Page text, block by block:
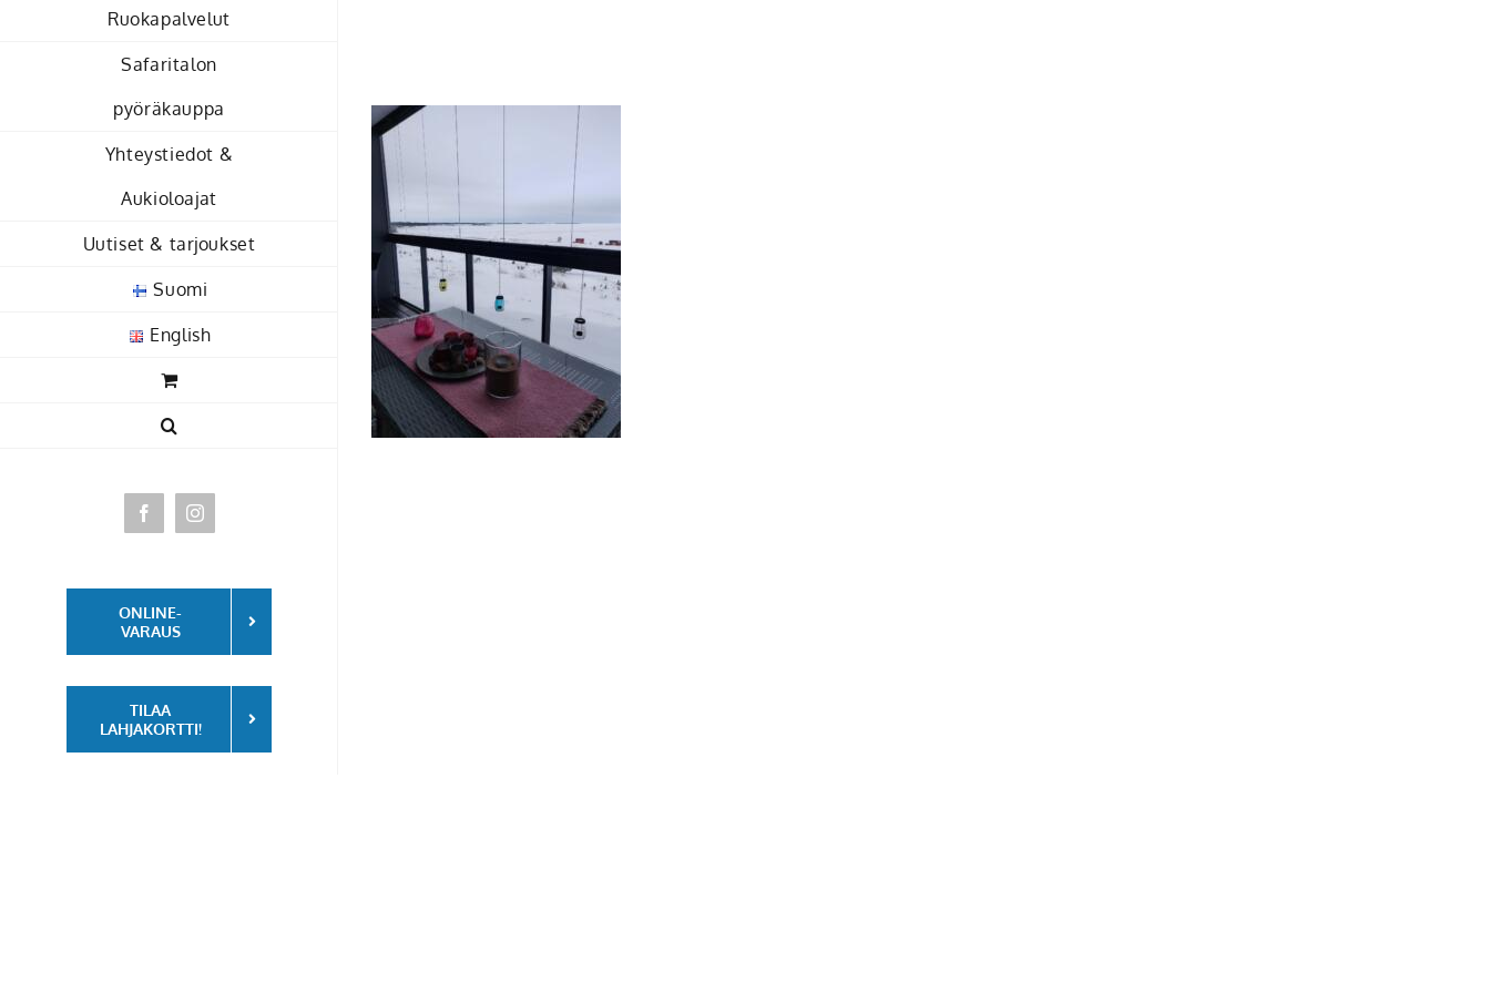
Ruokapalvelut
Safaritalon
pyöräkauppa
Yhteystiedot &
Aukioloajat
Uutiset & tarjoukset
Suomi
English
FacebookInstagram
ONLINE-
VARAUS
TILAA
LAHJAKORTTI!